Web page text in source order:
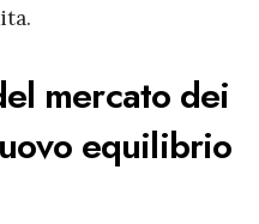
mercato dei
equilibrio